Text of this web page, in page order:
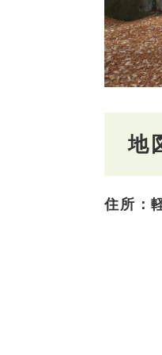
地
住所：